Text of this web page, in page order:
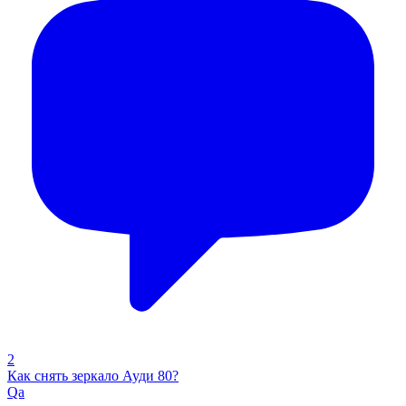
2
Как снять зеркало Ауди 80?
Qa